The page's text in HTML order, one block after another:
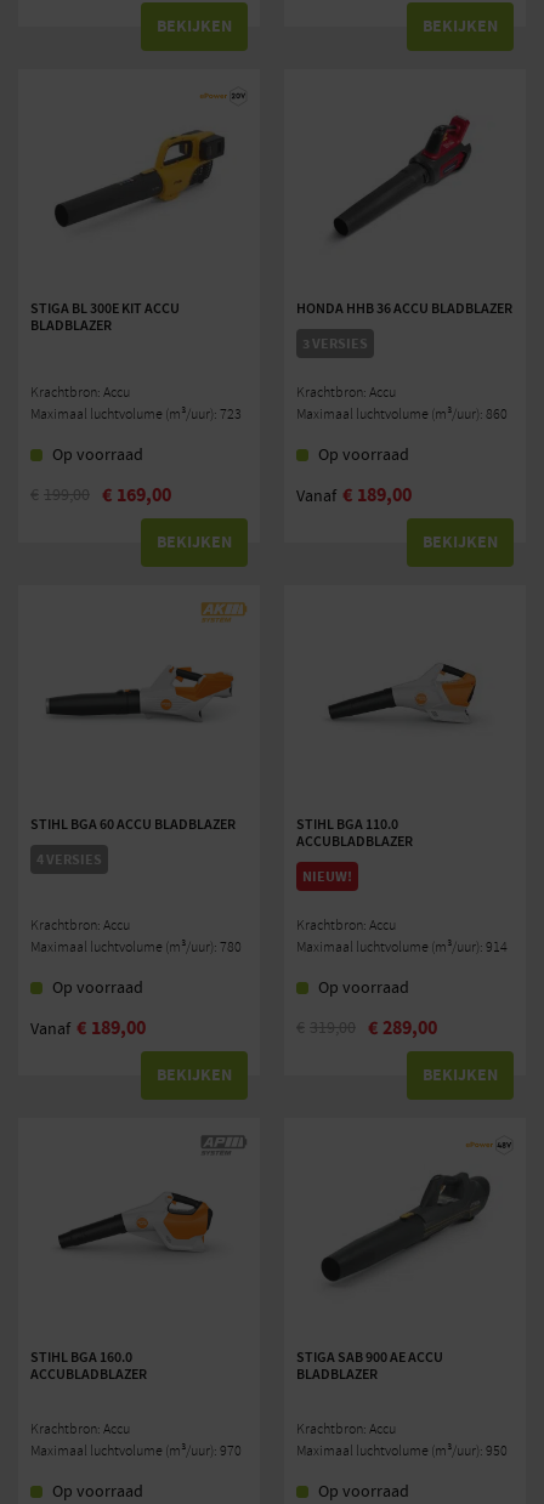
BEKIJKEN BEKIJKEN
STIGA BL 300E KIT ACCU
BLADBLAZER
Krachtbron: Accu
Maximaal luchtvolume (m³/uur): 723
Op voorraad
€ 199,00 € 169,00
BEKIJKEN
HONDA HHB 36 ACCU BLADBLAZER
3 VERSIES
Krachtbron: Accu
Maximaal luchtvolume (m³/uur): 860
Op voorraad
Vanaf € 189,00
BEKIJKEN
STIHL BGA 60 ACCU BLADBLAZER
4 VERSIES
Krachtbron: Accu
Maximaal luchtvolume (m³/uur): 780
Op voorraad
Vanaf € 189,00
BEKIJKEN
STIHL BGA 110.0
ACCUBLADBLAZER
NIEUW!
Krachtbron: Accu
Maximaal luchtvolume (m³/uur): 914
Op voorraad
€ 319,00 €289,00
BEKIJKEN
STIHL BGA 160.0
ACCUBLADBLAZER
Krachtbron: Accu
Maximaal luchtvolume (m³/uur): 970
Op voorraad
STIGA SAB 900 AE ACCU
BLADBLAZER
Krachtbron: Accu
Maximaal luchtvolume (m³/uur): 950
Op voorraad